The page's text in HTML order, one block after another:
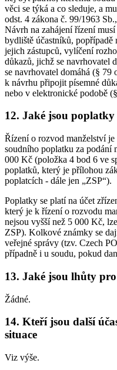
věci se týká a co sleduje, a
odst. 4 zákona č. 99/1963
Návrh na zahájení řízení
bydliště účastníků, popřípadě
jejich zástupců, vylíčení
důkazů, jichž se navrhovatel
se navrhovatel domáhá (§
k návrhu připojit písemné
nebo v elektronické podobě
12. Jaké jsou
Řízení o rozvod manželství
soudního poplatku za podání
000 Kč (položka 4 bod 6 ve
poplatků, který je přílohou
poplatcích - dále jen „ZSP“).
Poplatky se platí na účet
který je k řízení o rozvodu
nejsou vyšší než 5 000 Kč,
ZSP). Kolkové známky se
veřejné správy (tzv. Czech
případně i u soudu, pokud
13. Jaké jsou lhůty
Žádné.
14. Kteří jsou další
situace
Viz výše.